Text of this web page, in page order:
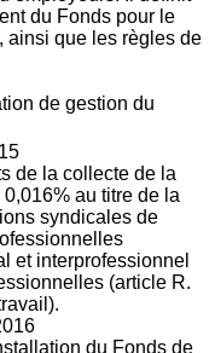
du Fonds pour le
ainsi que les règles de
de gestion du
de la collecte de la
au titre de la
syndicales de
et interprofessionnel
(article R.
du Fonds de